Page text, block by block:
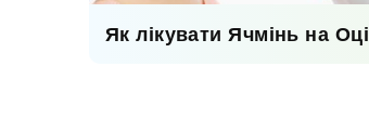
Як лікувати Ячмінь на Оці